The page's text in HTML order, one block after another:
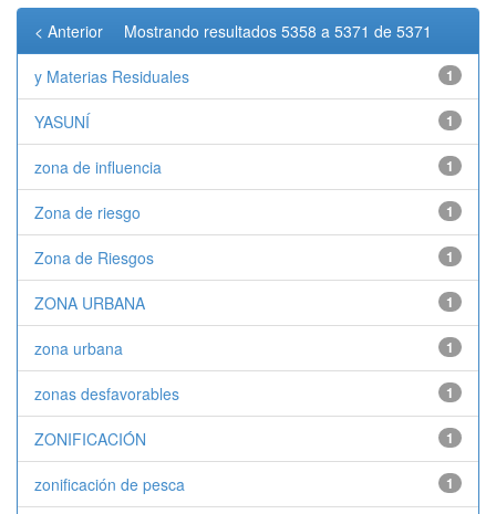
Mostrando resultados 5358 a 5371 de 5371
< Anterior
y Materias Residuales 1
YASUNÍ 1
zona de influencia 1
Zona de riesgo 1
Zona de Riesgos 1
ZONA URBANA 1
zona urbana 1
zonas desfavorables 1
ZONIFICACIÓN 1
zonificación de pesca 1